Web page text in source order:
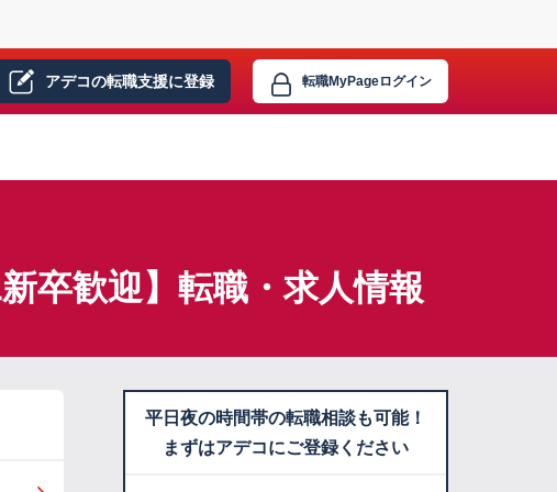
アデコの転職支援に登録 転職MyPageログイン
卒歓迎】転職・求人情報
平日夜の時間帯の転職相談も可能！
まずはアデコにご登録ください